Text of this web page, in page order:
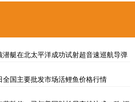
艇在北太平洋成功试射超音速巡航导弹
国主要批发市场活鲤鱼价格行情